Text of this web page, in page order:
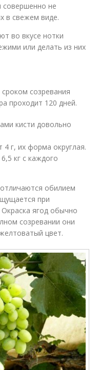
не
в свежем виде.
во вкусе нотки
или делать из них
созревания
проходит 120 дней.
кисти довольно
г, их форма округлая.
кг с каждого
обилием
при
ягод обычно
созревании они
цвет.